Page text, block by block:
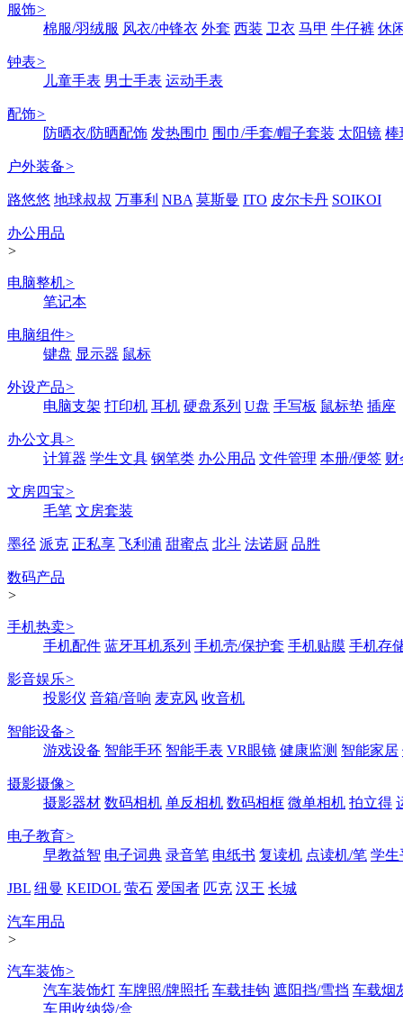
服饰>
棉服/羽绒服 风衣/冲锋衣 外套 西装 卫衣 马甲 牛仔裤 休
钟表>
儿童手表 男士手表 运动手表
配饰>
防晒衣/防晒配饰 发热围巾 围巾/手套/帽子套装 太阳镜 棒
户外装备>
路悠悠 地球叔叔 万事利 NBA 莫斯曼 ITO 皮尔卡丹 SOIKOI
办公用品
>
电脑整机>
笔记本
电脑组件>
键盘 显示器 鼠标
外设产品>
电脑支架 打印机 耳机 硬盘系列 U盘 手写板 鼠标垫 插座
办公文具>
计算器 学生文具 钢笔类 办公用品 文件管理 本册/便签 财
文房四宝>
毛笔 文房套装
墨径 派克 正私享 飞利浦 甜蜜点 北斗 法诺厨 品胜
数码产品
>
手机热卖>
手机配件 蓝牙耳机系列 手机壳/保护套 手机贴膜 手机存
影音娱乐>
投影仪 音箱/音响 麦克风 收音机
智能设备>
游戏设备 智能手环 智能手表 VR眼镜 健康监测 智能家居
摄影摄像>
摄影器材 数码相机 单反相机 数码相框 微单相机 拍立得
电子教育>
早教益智 电子词典 录音笔 电纸书 复读机 点读机/笔 学生
JBL 纽曼 KEIDOL 萤石 爱国者 匹克 汉王 长城
汽车用品
>
汽车装饰>
汽车装饰灯 车牌照/牌照托 车载挂钩 遮阳挡/雪挡 车载烟
车用收纳袋/盒